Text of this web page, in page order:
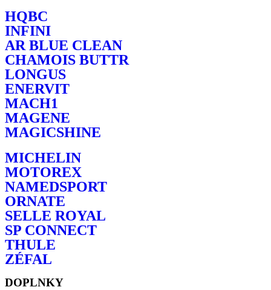
HQBC
INFINI
AR BLUE CLEAN
CHAMOIS BUTTR
LONGUS
ENERVIT
MACH1
MAGENE
MAGICSHINE
MICHELIN
MOTOREX
NAMEDSPORT
ORNATE
SELLE ROYAL
SP CONNECT
THULE
ZÉFAL
DOPLNKY